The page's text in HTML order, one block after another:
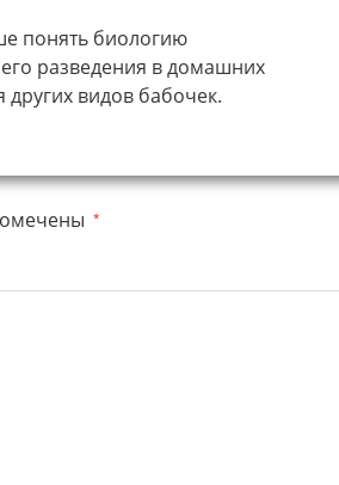
понять биологию
разведения в домашних
видов бабочек.
*